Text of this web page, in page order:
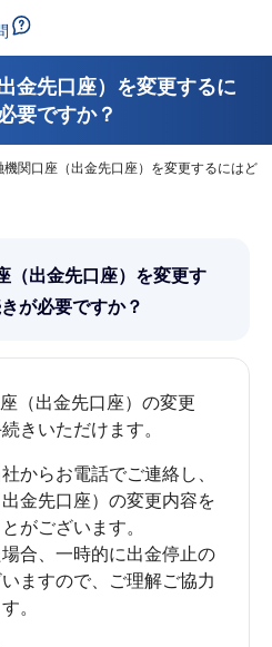
金先口座）を変更するに
要ですか？
機関口座（出金先口座）を変更するにはど
（出金先口座）を変更す
が必要ですか？
（出金先口座）の変更
からお電話でご連絡し、
金先口座）の変更内容を
がございます。
合、一時的に出金停止の
ますので、ご理解ご協力